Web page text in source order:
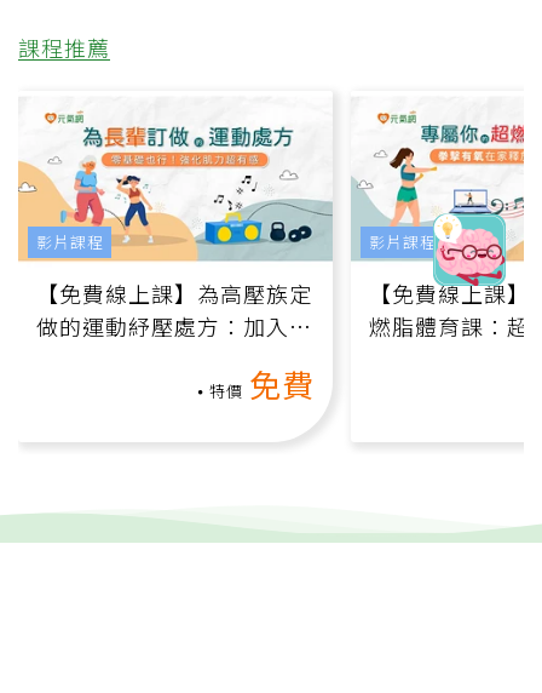
課程推薦
【免費線上課】為高壓族定
做的運動紓壓處方：加入行
特價 免費
影片課程
【免費線上課
燃脂體育課：超
影片課程